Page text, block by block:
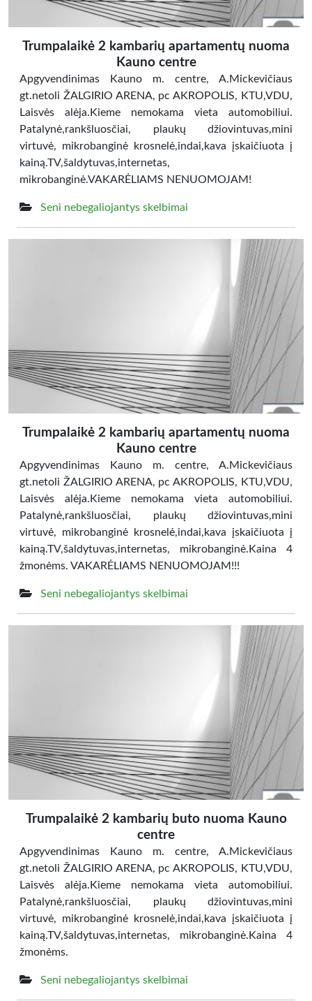
Trumpalaikė 2 kambarių apartamentų nuoma
Kauno centre
Apgyvendinimas Kauno m. centre, A.Mickevičiaus
gt.netoli ŽALGIRIO ARENA, pc AKROPOLIS, KTU,VDU,
Laisvės alėja.Kieme nemokama vieta automobiliui.
Patalynė,rankšluosčiai, plaukų džiovintuvas,mini
virtuvė, mikrobanginė krosnelė,indai,kava įskaičiuota į
kainą.TV,šaldytuvas,internetas,
mikrobanginė.VAKARĖLIAMS NENUOMOJAM!
Seni nebegaliojantys skelbimai
Trumpalaikė 2 kambarių apartamentų nuoma
Kauno centre
Apgyvendinimas Kauno m. centre, A.Mickevičiaus
gt.netoli ŽALGIRIO ARENA, pc AKROPOLIS, KTU,VDU,
Laisvės alėja.Kieme nemokama vieta automobiliui.
Patalynė,rankšluosčiai, plaukų džiovintuvas,mini
virtuvė, mikrobanginė krosnelė,indai,kava įskaičiuota į
kainą.TV,šaldytuvas,internetas, mikrobanginė.Kaina 4
žmonėms. VAKARĖLIAMS NENUOMOJAM!!!
Seni nebegaliojantys skelbimai
Trumpalaikė 2 kambarių buto nuoma Kauno
centre
Apgyvendinimas Kauno m. centre, A.Mickevičiaus
gt.netoli ŽALGIRIO ARENA, pc AKROPOLIS, KTU,VDU,
Laisvės alėja.Kieme nemokama vieta automobiliui.
Patalynė,rankšluosčiai, plaukų džiovintuvas,mini
virtuvė, mikrobanginė krosnelė,indai,kava įskaičiuota į
kainą.TV,šaldytuvas,internetas, mikrobanginė.Kaina 4
žmonėms.
Seni nebegaliojantys skelbimai